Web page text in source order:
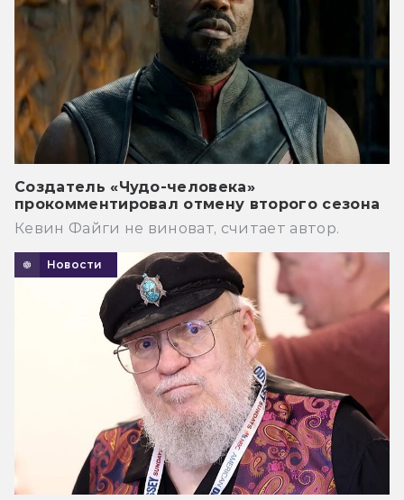
Создатель «Чудо-человека»
прокомментировал отмену второго сезона
Кевин Файги не виноват, считает автор.
Новости